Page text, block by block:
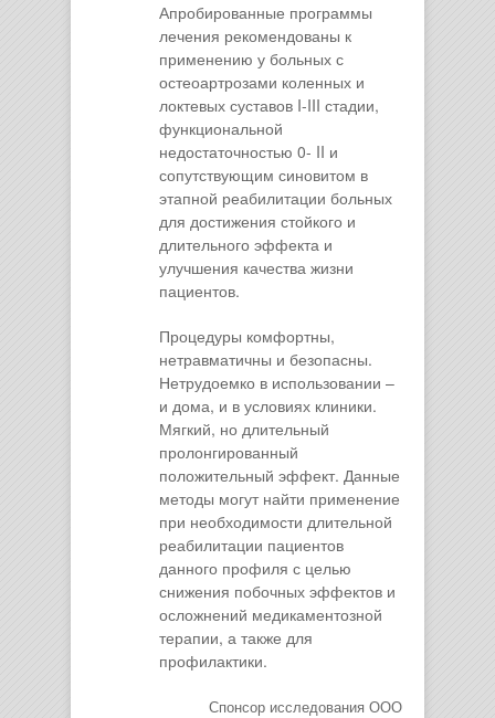
Апробированные программы
лечения рекомендованы к
применению у больных с
остеоартрозами коленных и
локтевых суставов I-III стадии,
функциональной
недостаточностью 0- II и
сопутствующим синовитом в
этапной реабилитации больных
для достижения стойкого и
длительного эффекта и
улучшения качества жизни
пациентов.
Процедуры комфортны,
нетравматичны и безопасны.
Нетрудоемко в использовании –
и дома, и в условиях клиники.
Мягкий, но длительный
пролонгированный
положительный эффект. Данные
методы могут найти применение
при необходимости длительной
реабилитации пациентов
данного профиля с целью
снижения побочных эффектов и
осложнений медикаментозной
терапии, а также для
профилактики.
Спонсор исследования ООО